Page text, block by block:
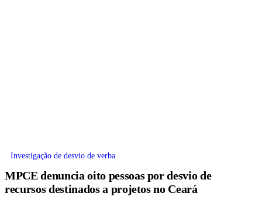
Investigação de desvio de verba
MPCE denuncia oito pessoas por desvio de
recursos destinados a projetos no Ceará